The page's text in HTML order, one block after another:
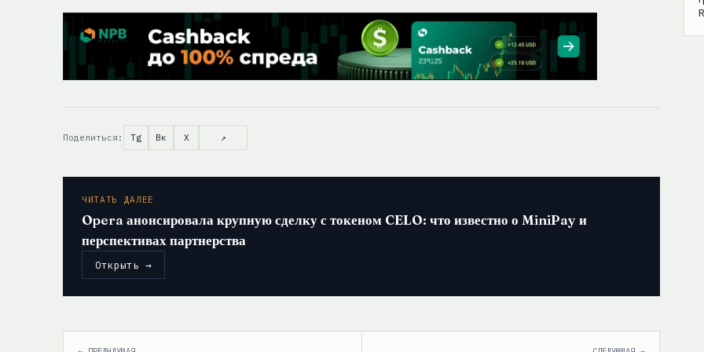
Поделиться: Tg Вк X ↗
ЧИТАТЬ ДАЛЕЕ
Opera анонсировала крупную сделку с токеном CELO: что известно о MiniPay и
перспективах партнерства
Открыть →